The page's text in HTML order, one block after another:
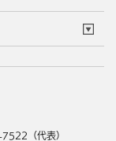
境
福祉
（代表）